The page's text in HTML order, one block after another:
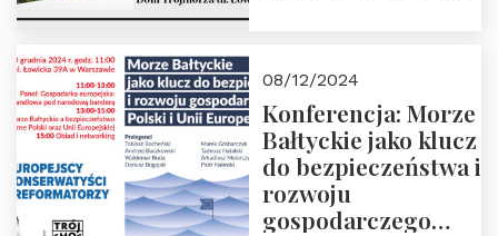
08/12/2024
Konferencja: Morze
Bałtyckie jako klucz
do bezpieczeństwa i
rozwoju
gospodarczego